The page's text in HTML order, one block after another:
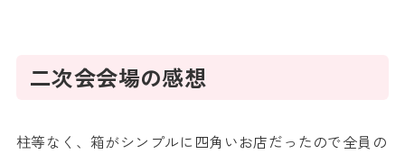
二次会会場の感想
柱等なく、箱がシンプルに四角いお店だったので全員の